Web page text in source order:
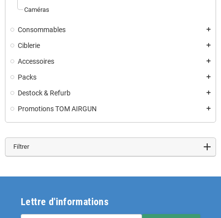
Caméras
Consommables add
Ciblerie add
Accessoires add
Packs add
Destock & Refurb add
Promotions TOM AIRGUN add
Filtrer
Lettre d'informations